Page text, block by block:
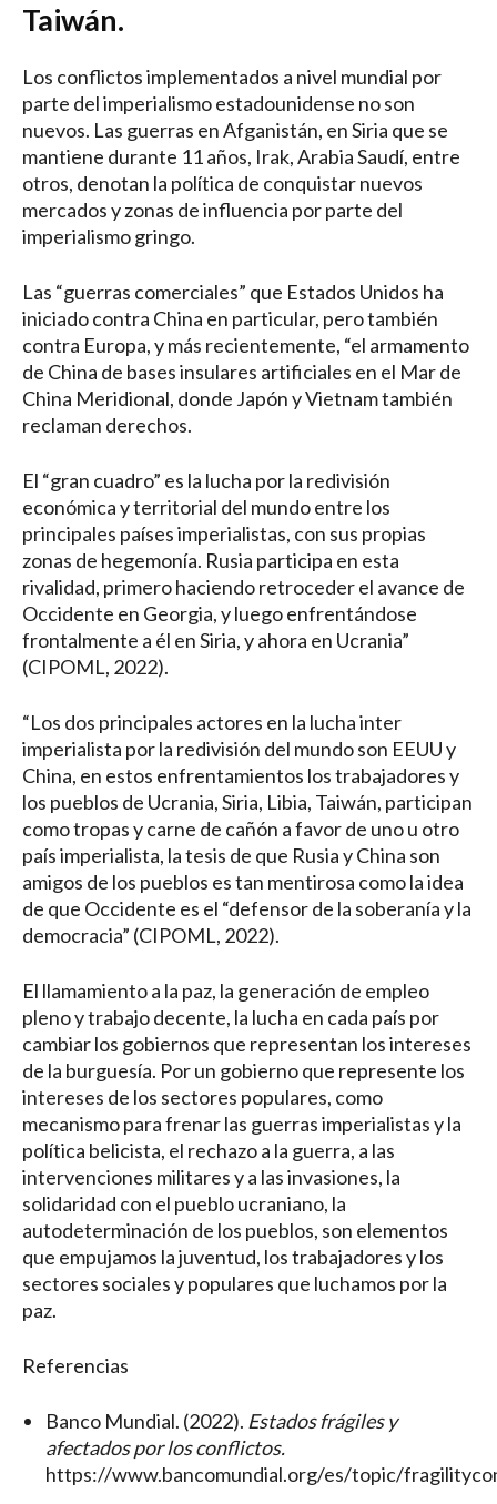
Taiwán.
Los conflictos implementados a nivel mundial por
parte del imperialismo estadounidense no son
nuevos. Las guerras en Afganistán, en Siria que se
mantiene durante 11 años, Irak, Arabia Saudí, entre
otros, denotan la política de conquistar nuevos
mercados y zonas de influencia por parte del
imperialismo gringo.
Las “guerras comerciales” que Estados Unidos ha
iniciado contra China en particular, pero también
contra Europa, y más recientemente, “el armamento
de China de bases insulares artificiales en el Mar de
China Meridional, donde Japón y Vietnam también
reclaman derechos.
El “gran cuadro” es la lucha por la redivisión
económica y territorial del mundo entre los
principales países imperialistas, con sus propias
zonas de hegemonía. Rusia participa en esta
rivalidad, primero haciendo retroceder el avance de
Occidente en Georgia, y luego enfrentándose
frontalmente a él en Siria, y ahora en Ucrania”
(CIPOML, 2022).
“Los dos principales actores en la lucha inter
imperialista por la redivisión del mundo son EEUU y
China, en estos enfrentamientos los trabajadores y
los pueblos de Ucrania, Siria, Libia, Taiwán, participan
como tropas y carne de cañón a favor de uno u otro
país imperialista, la tesis de que Rusia y China son
amigos de los pueblos es tan mentirosa como la idea
de que Occidente es el “defensor de la soberanía y la
democracia” (CIPOML, 2022).
El llamamiento a la paz, la generación de empleo
pleno y trabajo decente, la lucha en cada país por
cambiar los gobiernos que representan los intereses
de la burguesía. Por un gobierno que represente los
intereses de los sectores populares, como
mecanismo para frenar las guerras imperialistas y la
política belicista, el rechazo a la guerra, a las
intervenciones militares y a las invasiones, la
solidaridad con el pueblo ucraniano, la
autodeterminación de los pueblos, son elementos
que empujamos la juventud, los trabajadores y los
sectores sociales y populares que luchamos por la
paz.
Referencias
Banco Mundial. (2022). Estados frágiles y
afectados por los conflictos.
https://www.bancomundial.org/es/topic/